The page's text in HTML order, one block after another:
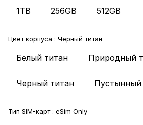
1TB 256GB 512GB
Цвет корпуса : Черный титан
Белый титан Природный
Черный титан Пустынный
Тип SIM-карт : eSim Only